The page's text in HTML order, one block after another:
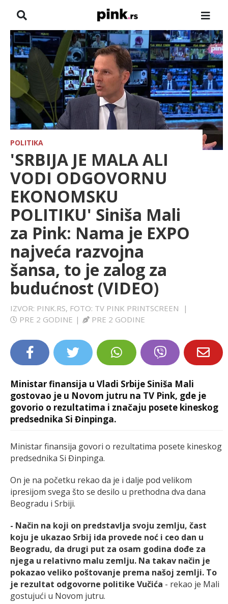
NASLOVNA
VESTI
ZADRUGA
SHOWBIZ
HRONIKA
FARMERI
TV
SPORT
LIFESTYLE
EXTRA
POLITIKA
'SRBIJA JE MALA ALI
VODI ODGOVORNU
EKONOMSKU
POLITIKU' Siniša Mali
za Pink: Nama je EXPO
najveća razvojna
šansa, to je zalog za
budućnost (VIDEO)
IZVOR: PINK.RS, FOTO: TV PINK PRINTSCREEN
|
PRE 2 GODINE | PRE 2 GODINE
Ministar finansija u Vladi Srbije Siniša Mali
gostovao je u Novom jutru na TV Pink, gde je
govorio o rezultatima i značaju posete kineskog
predsednika Si Đinpinga.
Ministar finansija govori o rezultatima posete kineskog
predsednika Si Đinpinga.
On je na početku rekao da je i dalje pod velikom
ipresijom svega što se desilo u prethodna dva dana
Beogradu i Srbiji.
- Način na koji on predstavlja svoju zemlju, čast
koju je ukazao Srbij ida provede noć i ceo dan u
Beogradu, da drugi put za osam godina dođe za
njega u relativno malu zemlju. Na takav način je
pokazao veliko poštovanje prema našoj zemlji. To
je rezultat odgovorne politike Vučića - rekao je Mali
gostujući u Novom jutru.